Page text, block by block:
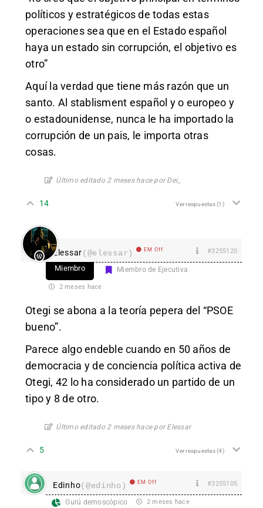
políticos y estratégicos de todas estas
operaciones sea que en el Estado español
haya un estado sin corrupción, el objetivo es
otro”
Aquí la verdad que tiene más razón que un
santo. Al stablisment español y o europeo y
o estadounidense, nunca le ha importado la
corrupción de un pais, le importa otras
cosas.
Último editado 2 meses hace por Dei_
14 Ver respuestas(1)
Elessar(@elessar) EM Off #3255120
Miembro Miembro de Ejecutiva
2 meses hace
Otegi se abona a la teoría pepera del “PSOE
bueno”.
Parece algo endeble cuando en 50 años de
democracia y de conciencia política activa de
Otegi, 42 lo ha considerado un partido de un
tipo y 8 de otro.
Último editado 2 meses hace por Elessar
5 Ver respuestas(4)
Edinho(@edinho) EM Off #3255105
Gurú demoscópico 2 meses hace